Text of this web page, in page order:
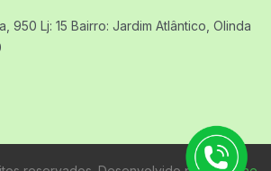
950 Lj: 15 Bairro: Jardim Atlântico, Olinda